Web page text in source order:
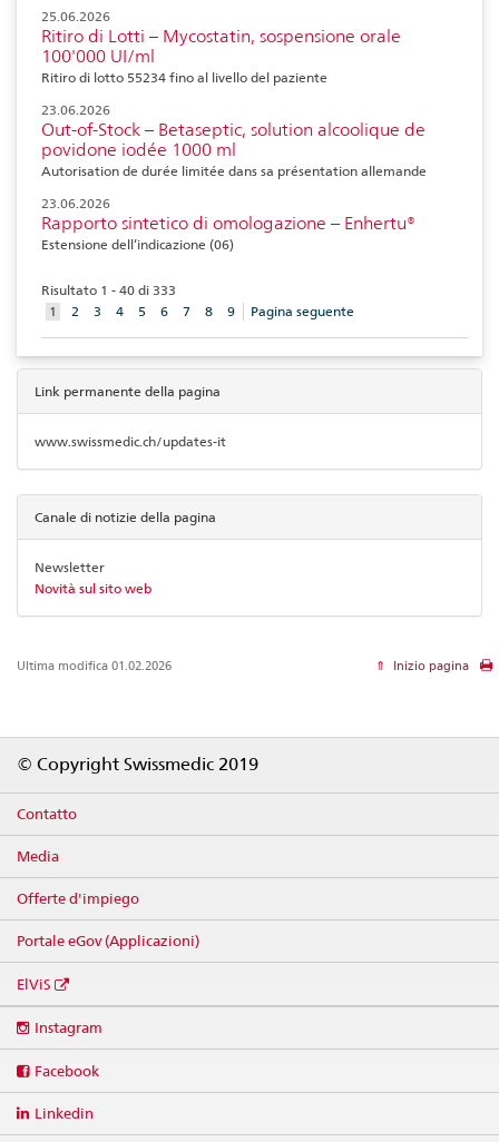
25.06.2026
Ritiro di Lotti – Mycostatin, sospensione orale
100'000 UI/ml
Ritiro di lotto 55234 fino al livello del paziente
23.06.2026
Out-of-Stock – Betaseptic, solution alcoolique de
povidone iodée 1000 ml
Autorisation de durée limitée dans sa présentation allemande
23.06.2026
Rapporto sintetico di omologazione – Enhertu®
Estensione dell’indicazione (06)
Risultato 1 - 40 di 333
1 aktuelles
Element
2 3 4 5 6 7 8 9 Pagina seguente
Link permanente della pagina
www.swissmedic.ch/updates-it
Canale di notizie della pagina
Newsletter
Novità sul sito web
Ultima modifica 01.02.2026 Inizio pagina
© Copyright Swissmedic 2019
Contatto
Media
Offerte d'impiego
Portale eGov (Applicazioni)
ElViS
media
Instagram
Facebook
Linkedin